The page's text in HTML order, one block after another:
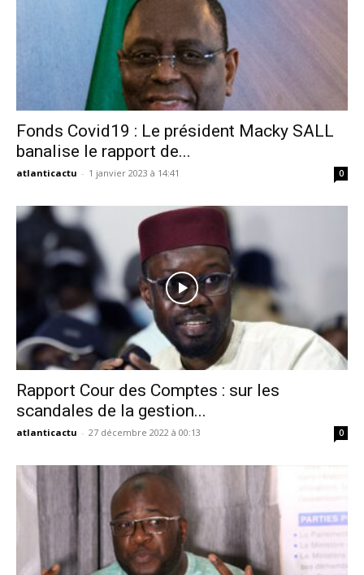
Fonds Covid19 : Le président Macky SALL
banalise le rapport de...
atlanticactu - 1 janvier 2023 à 14:41 0
Rapport Cour des Comptes : sur les
scandales de la gestion...
atlanticactu - 27 décembre 2022 à 00:13 0